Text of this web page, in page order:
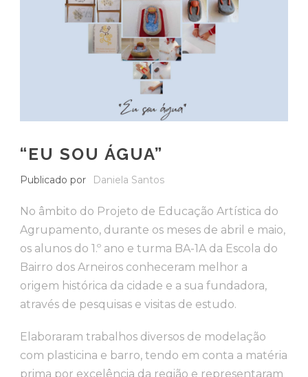
“EU SOU ÁGUA”
Publicado por Daniela Santos
No âmbito do Projeto de Educação Artística do
Agrupamento, durante os meses de abril e maio,
os alunos do 1.º ano e turma BA-1A da Escola do
Bairro dos Arneiros conheceram melhor a
origem histórica da cidade e a sua fundadora,
através de pesquisas e visitas de estudo.
Elaboraram trabalhos diversos de modelação
com plasticina e barro, tendo em conta a matéria
prima por excelência da região e representaram